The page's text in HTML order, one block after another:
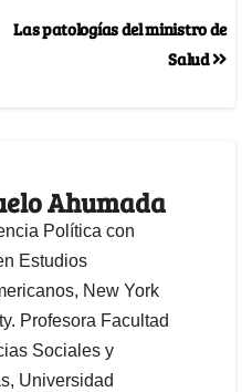
Las patologías del ministro de
Salud
Ahumada
Política con
Estudios
New York
Profesora Facultad
Sociales y
Universidad